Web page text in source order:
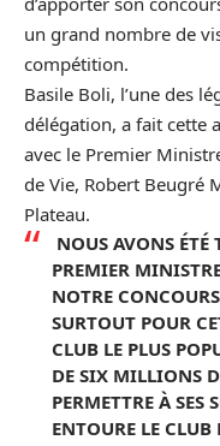
un grand nombre de
compétition.
Basile Boli, l’une des
délégation, a fait cette
avec le Premier
de Vie, Robert Beugré
Plateau.
NOUS AVONS ÉTÉ
PREMIER
NOTRE
SURTOUT POUR
CLUB LE PLUS
DE SIX MILLIONS
PERMETTRE À SES
ENTOURE LE